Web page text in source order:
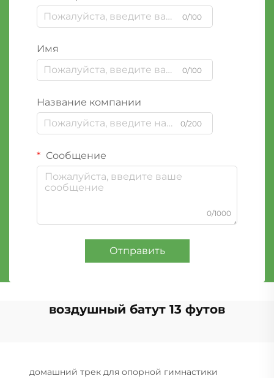
0/100
Имя
0/100
Название компании
0/200
Сообщение
0/1000
Отправить
воздушный батут 13 футов
домашний трек для опорной гимнастики